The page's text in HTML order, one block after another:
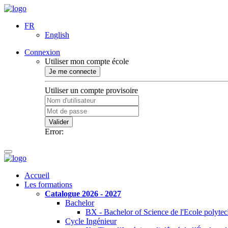
FR
English
Connexion
Utiliser mon compte école
Je me connecte
Utiliser un compte provisoire
Valider
Error:
Accueil
Les formations
Catalogue 2026 - 2027
Bachelor
BX - Bachelor of Science de l'Ecole
Cycle Ingénieur